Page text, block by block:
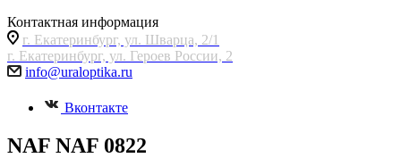
Контактная информация
г. Екатеринбург, ул. Шварца, 2/1
г. Екатеринбург, ул. Героев России, 2
info@uraloptika.ru
Вконтакте
NAF NAF 0822